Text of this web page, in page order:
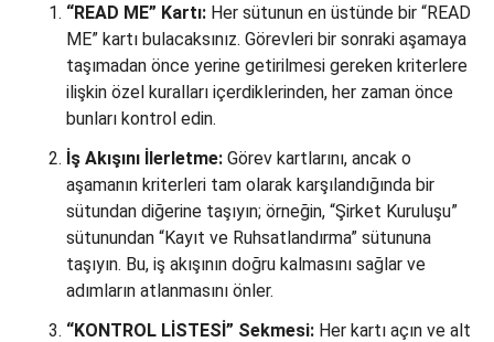
“READ ME” Kartı: Her sütunun en üstünde bir “READ
ME” kartı bulacaksınız. Görevleri bir sonraki aşamaya
taşımadan önce yerine getirilmesi gereken kriterlere
ilişkin özel kuralları içerdiklerinden, her zaman önce
bunları kontrol edin.
İş Akışını İlerletme: Görev kartlarını, ancak o
aşamanın kriterleri tam olarak karşılandığında bir
sütundan diğerine taşıyın; örneğin, “Şirket Kuruluşu”
sütunundan “Kayıt ve Ruhsatlandırma” sütununa
taşıyın. Bu, iş akışının doğru kalmasını sağlar ve
adımların atlanmasını önler.
“KONTROL LİSTESİ” Sekmesi: Her kartı açın ve alt